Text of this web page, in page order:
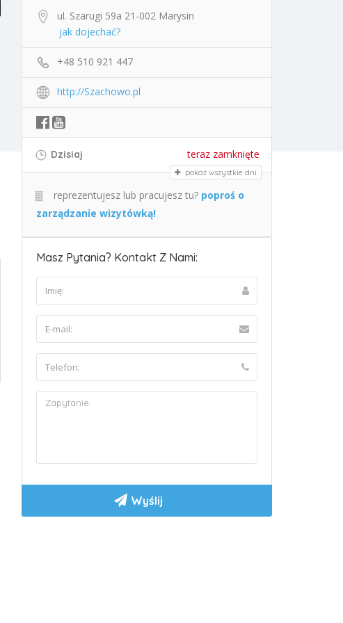
ul. Szarugi 59a 21-002 Marysin
jak dojechać?
+48 510 921 447
http://Szachowo.pl
Dzisiaj teraz zamknięte
pokaż wszystkie dni
reprezentujesz lub pracujesz tu? poproś o
zarządzanie wizytówką!
Masz Pytania? Kontakt Z Nami: